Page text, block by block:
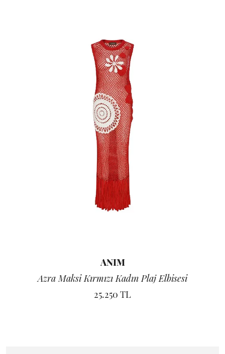
ANIM
Azra Maksi Kırmızı Kadın Plaj Elbisesi
25.250 TL